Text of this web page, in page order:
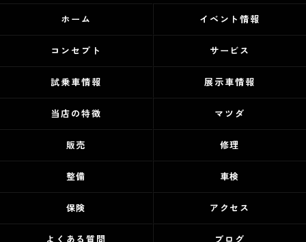
ホーム イベント情報
コンセプト サービス
試乗車情報 展示車情報
当店の特徴 マツダ
販売 修理
整備 車検
保険 アクセス
よくある質問 ブログ